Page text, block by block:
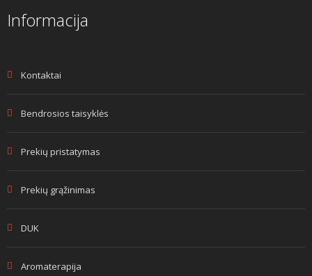
Informacija
Kontaktai
Bendrosios taisyklės
Prekių pristatymas
Prekių grąžinimas
DUK
Aromaterapija